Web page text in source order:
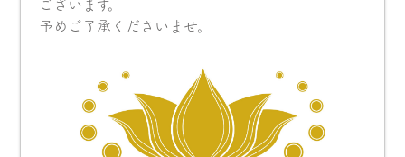
ございます。
予めご了承くださいませ。